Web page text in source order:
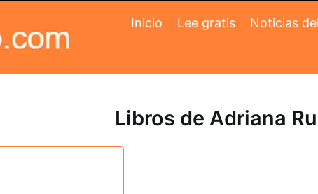
Inicio Lee gratis Noticias
Libros de Adriana